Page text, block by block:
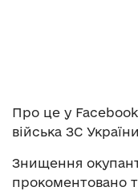
Про це у Facebook
війська ЗС
Знищення
прокоментовано